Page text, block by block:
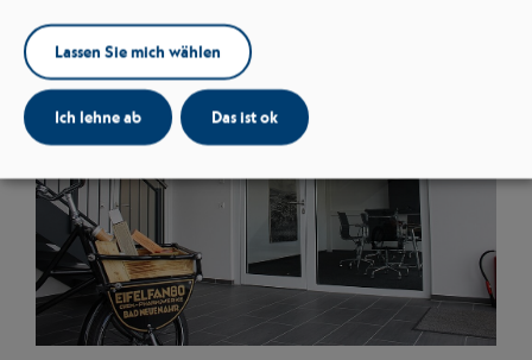
Lassen Sie mich wählen
Ich lehne ab Das ist ok